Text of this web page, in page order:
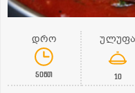
დრო
50წთ
ულუფა
10